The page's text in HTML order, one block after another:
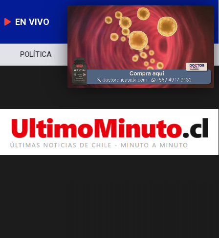
EN VIVO
POLÍTICA ECONOMÍA POLICIAL